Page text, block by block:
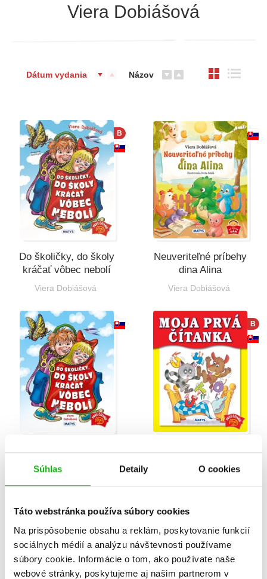
Súhlas Detaily O cookies
Táto webstránka používa súbory cookies
Na prispôsobenie obsahu a reklám, poskytovanie funkcií
sociálnych médií a analýzu návštevnosti používame
súbory cookie. Informácie o tom, ako používate naše
webové stránky, poskytujeme aj našim partnerom v
Viera Dobiášová
Dátum vydania Názov
B
Do školičky, do školy
kráčať vôbec nebolí
Viera Dobiášová
Neuveriteľné príbehy
dina Alina
Viera Dobiášová
Do školičky, do školy
kráčať vôbec nebolí
B
Moja prvá čítanka
Viera Dobiášová